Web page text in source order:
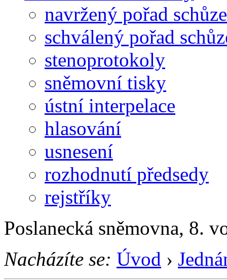
navržený pořad schůze
schválený pořad
stenoprotokoly
sněmovní tisky
ústní interpelace
hlasování
usnesení
rozhodnutí předsedy
rejstříky
Poslanecká sněmovna, 8.
Nacházíte se: Úvod ›